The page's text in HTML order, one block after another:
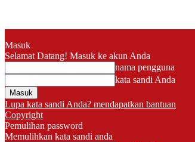
Masuk
Selamat Datang! Masuk ke akun Anda
nama pengguna
kata sandi Anda
Lupa kata sandi Anda? mendapatkan bantuan
Copyright
Pemulihan password
Memulihkan kata sandi anda